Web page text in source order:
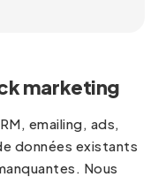
marketing
emailing, ads,
données existants
Nous